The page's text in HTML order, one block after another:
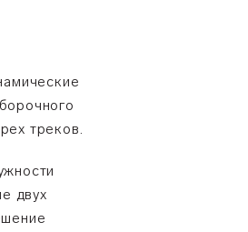
треков.
двух